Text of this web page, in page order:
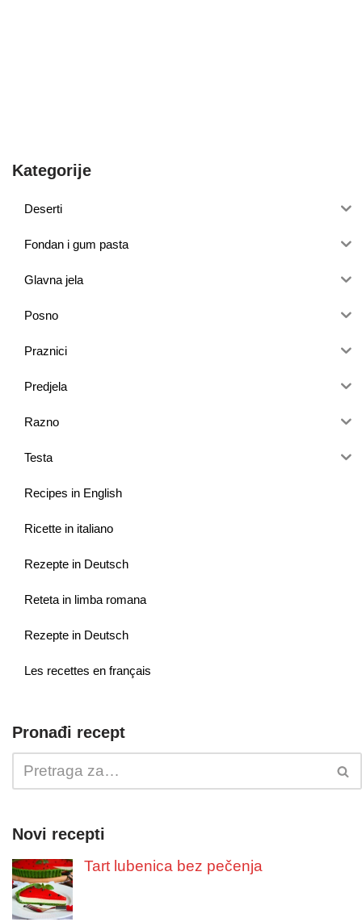
Kategorije
Deserti
Fondan i gum pasta
Glavna jela
Posno
Praznici
Predjela
Razno
Testa
Recipes in English
Ricette in italiano
Rezepte in Deutsch
Reteta in limba romana
Rezepte in Deutsch
Les recettes en français
Pronađi recept
Novi recepti
Tart lubenica bez pečenja